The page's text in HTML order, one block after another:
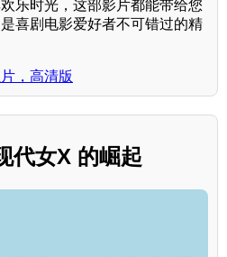
乐时光，这部影片都能带给您
喜剧电影爱好者不可错过的精
，高清版
代女X 的崛起